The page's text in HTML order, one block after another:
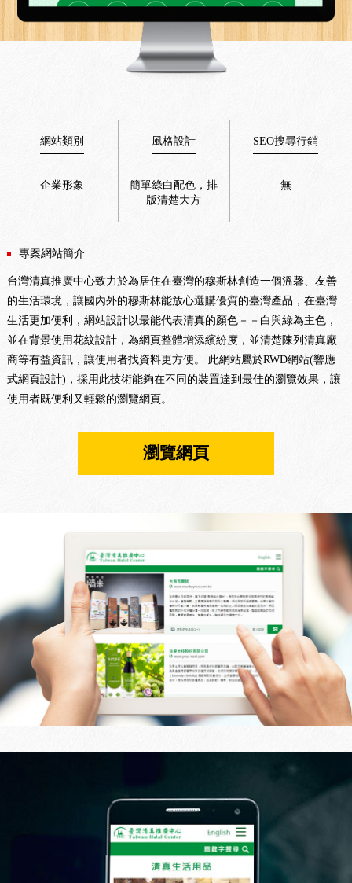
網站類別
企業形象
風格設計
簡單綠白配色，排
版清楚大方
SEO搜尋行銷
無
專案網站簡介
台灣清真推廣中心致力於為居住在臺灣的穆斯林創造一個溫馨、友善
的生活環境，讓國內外的穆斯林能放心選購優質的臺灣產品，在臺灣
生活更加便利，網站設計以最能代表清真的顏色－－白與綠為主色，
並在背景使用花紋設計，為網頁整體增添繽紛度，並清楚陳列清真廠
商等有益資訊，讓使用者找資料更方便。 此網站屬於RWD網站(響應
式網頁設計)，採用此技術能夠在不同的裝置達到最佳的瀏覽效果，讓
使用者既便利又輕鬆的瀏覽網頁。
瀏覽網頁